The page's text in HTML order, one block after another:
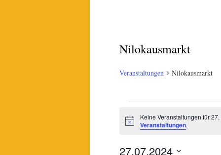
Nilokausmarkt
Veranstaltungen Nilokausmarkt
für
27.
Hinweis
Keine Veranstaltungen für
Veranstaltungen.
27.07.2024